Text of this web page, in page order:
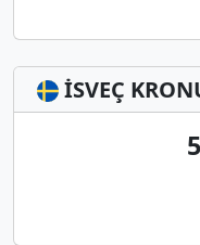
İSVEÇ